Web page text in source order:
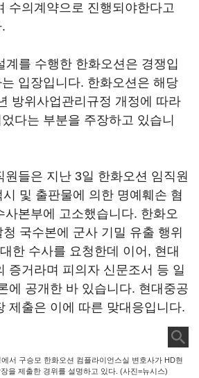
수의계약으로 진행되야한다고
계를 수행한 한화오션은 경쟁입
입장입니다. 한화오션은 해당
방위사업관리규정 개정에 따라
다는 부분을 주장하고 있습니
원들은 지난 3일 한화오션 임직원
및 출판물에 의한 명예훼손 혐
사본부에 고소했습니다. 한화오
국수본에 군사 기밀 유출 행위
한 수사를 요청한데 이어, 현대
증거라며 피의자 신문조서 등 일
에 공개한 바 있습니다. 현대중공
제출은 이에 따른 맞대응입니다.
서 구승모 한화오션 컴플라이언스실 변호사가 HD현
을 제출한 경위를 설명하고 있다. (사진=뉴시스)